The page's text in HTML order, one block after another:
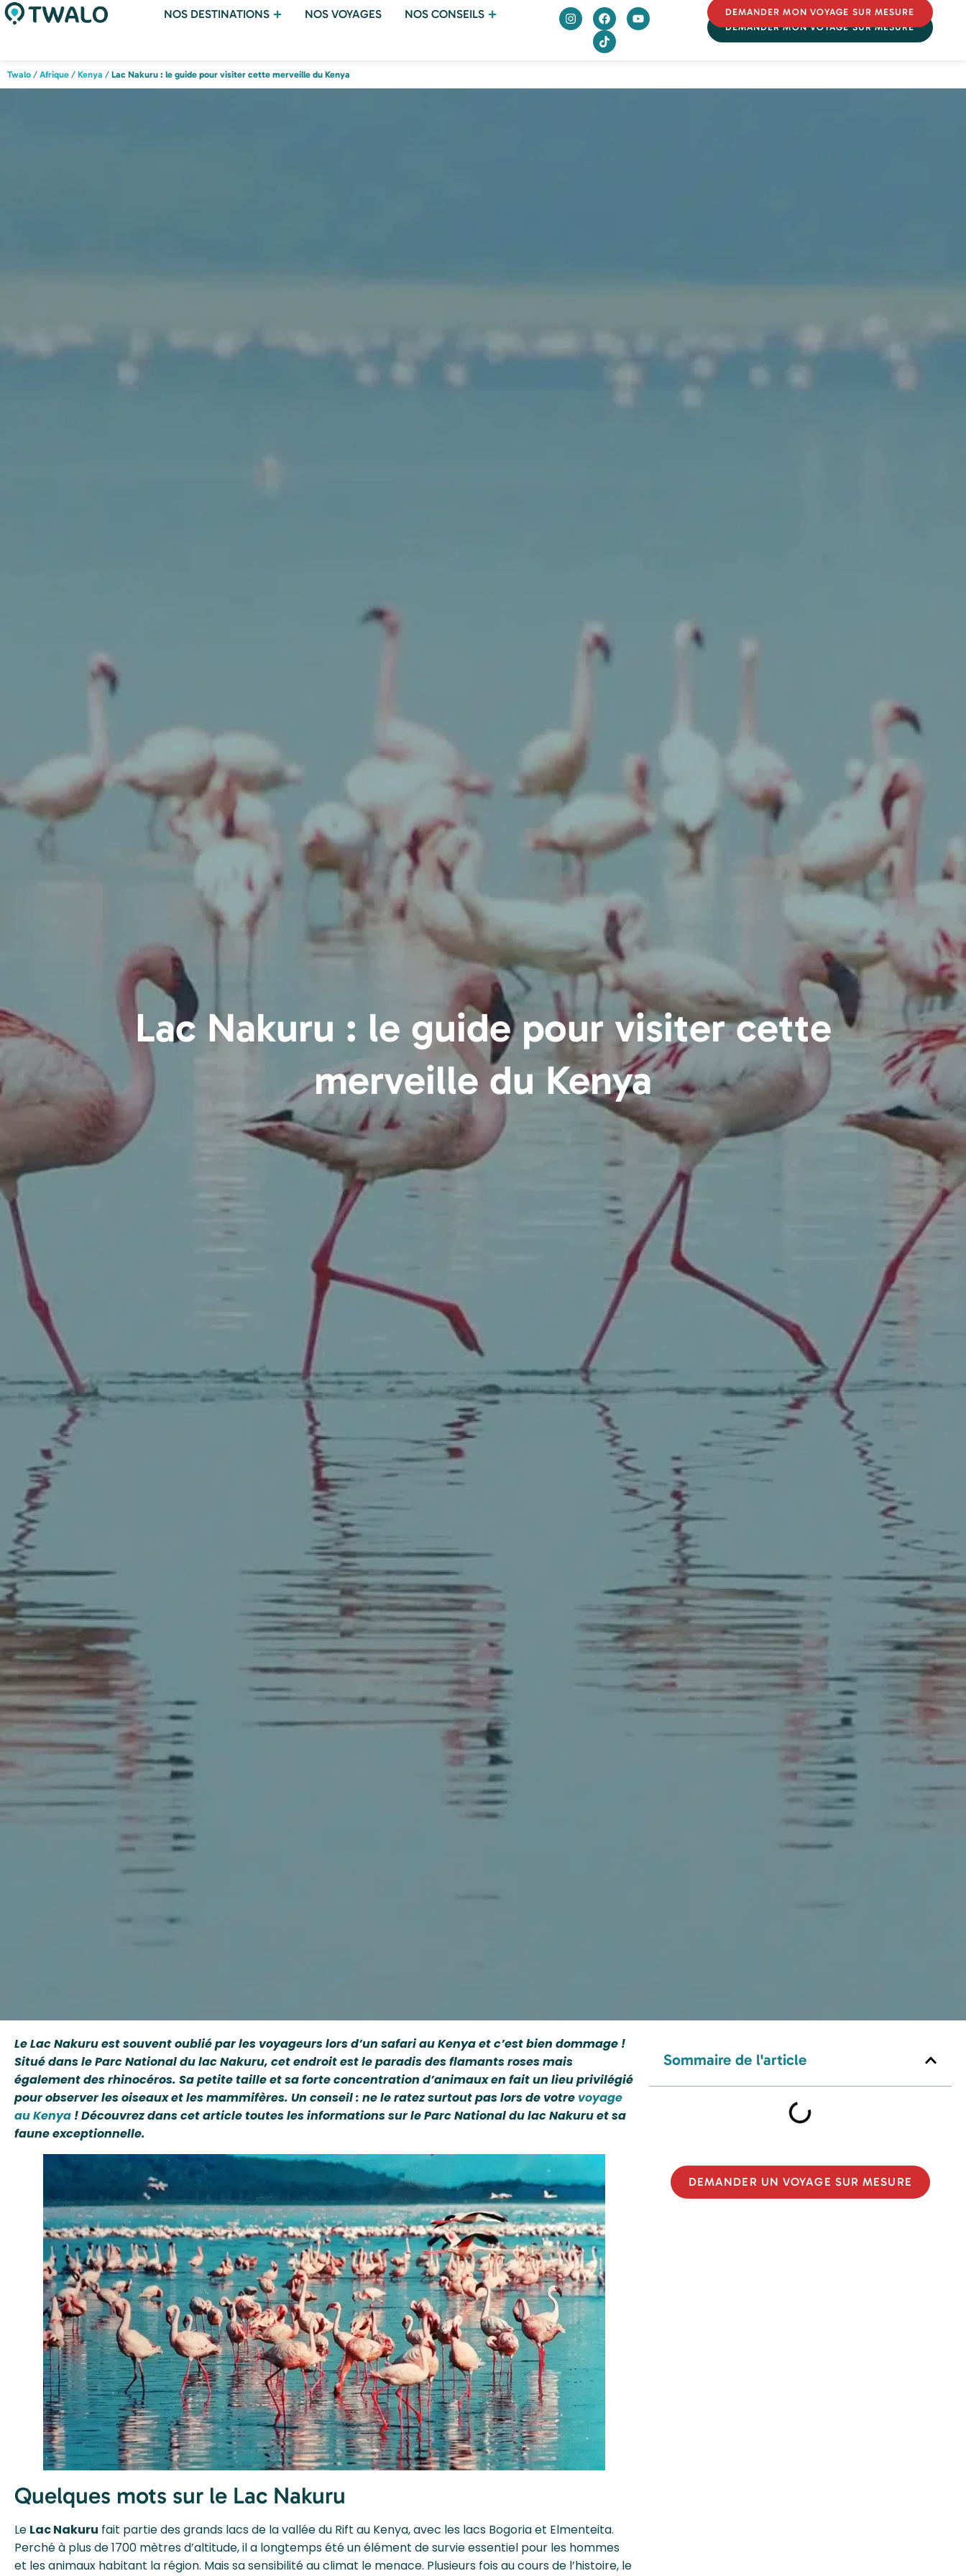
NOS DESTINATIONS NOS VOYAGES NOS CONSEILS
DEMANDER MON VOYAGE SUR MESURE
DEMANDER MON VOYAGE SUR MESURE
Twalo / Afrique / Kenya / Lac Nakuru : le guide pour visiter cette merveille du Kenya
Lac Nakuru : le guide pour visiter cette
merveille du Kenya
Le Lac Nakuru est souvent oublié par les voyageurs lors d’un safari au Kenya et c’est bien dommage !
Situé dans le Parc National du lac Nakuru, cet endroit est le paradis des flamants roses mais
également des rhinocéros. Sa petite taille et sa forte concentration d’animaux en fait un lieu privilégié
pour observer les oiseaux et les mammifères. Un conseil : ne le ratez surtout pas lors de votre voyage
au Kenya ! Découvrez dans cet article toutes les informations sur le Parc National du lac Nakuru et sa
faune exceptionnelle.
Quelques mots sur le Lac Nakuru
Le Lac Nakuru fait partie des grands lacs de la vallée du Rift au Kenya, avec les lacs Bogoria et Elmenteita.
Perché à plus de 1700 mètres d’altitude, il a longtemps été un élément de survie essentiel pour les hommes
et les animaux habitant la région. Mais sa sensibilité au climat le menace. Plusieurs fois au cours de l’histoire, le
Sommaire de l'article
DEMANDER UN VOYAGE SUR MESURE